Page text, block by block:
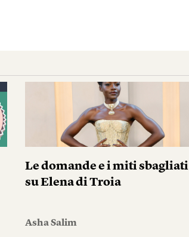
Le domande e i miti sbagliati
su Elena di Troia
Asha Salim